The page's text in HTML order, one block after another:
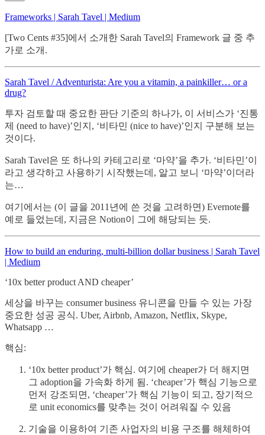
Frameworks | Sarah Tavel | Medium
[Two Cents #35]에서 소개한 Sarah Tavel의 Framework 글 중 추
가로 소개.
Sarah Tavel / Adventurista: Are you a vitamin, a painkiller… or a
drug?
투자 검토할 때 중요한 판단 기준의 하나가, 이 서비스가 ‘진통
제 (need to have)’인지, ‘비타민 (nice to have)’인지 구분해 보는
것이다.
Sarah Tavel은 또 하나의 카테고리로 ‘마약’을 추가. ‘비타민’이
라고 생각하고 사용하기 시작했는데, 알고 보니 ‘마약’이더라
는…
여기에서는 (이 글을 2011년에 쓴 것을 고려하면) Evernote를
예로 들었는데, 지금은 Notion이 그에 해당되는 듯.
How to build an enduring, multi-billion dollar business | Sarah Tavel
| Medium
‘10x better product AND cheaper’
세상을 바꾸는 consumer business 유니콘을 만들 수 있는 가장
중요한 성공 공식. Uber, Airbnb, Amazon, Netflix, Skype,
Whatsapp …
핵심:
‘10x better product’가 핵심. 여기에 cheaper가 더 해지면
그 adoption을 가속화 하게 됨. ‘cheaper’가 핵심 기능으로
먼저 강조되면, ‘cheaper’가 핵심 기능이 되고, 장기적으
로 unit economics를 맞추는 것이 어려워질 수 있음
기술을 이용하여 기존 사업자의 비용 구조를 해체하여